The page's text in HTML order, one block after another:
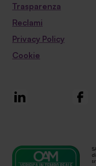
Trasparenza
Reclami
Privacy Policy
Cookie